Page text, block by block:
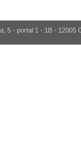
5 - portal 1 - 1B - 12005